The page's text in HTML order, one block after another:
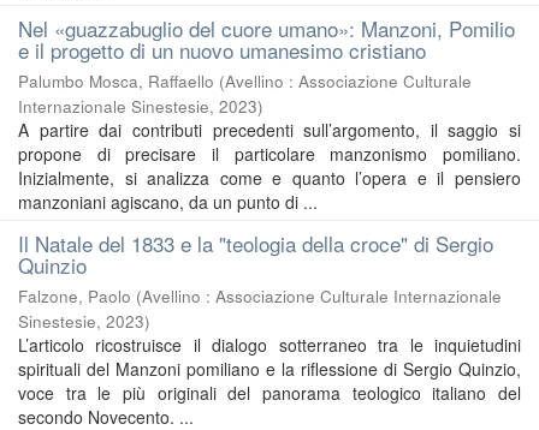
Nel «guazzabuglio del cuore umano»: Manzoni, Pomilio
e il progetto di un nuovo umanesimo cristiano
Palumbo Mosca, Raffaello (Avellino : Associazione Culturale
Internazionale Sinestesie, 2023)
A partire dai contributi precedenti sull’argomento, il saggio si
propone di precisare il particolare manzonismo pomiliano.
Inizialmente, si analizza come e quanto l’opera e il pensiero
manzoniani agiscano, da un punto di ...
Il Natale del 1833 e la "teologia della croce" di Sergio
Quinzio
Falzone, Paolo (Avellino : Associazione Culturale Internazionale
Sinestesie, 2023)
L’articolo ricostruisce il dialogo sotterraneo tra le inquietudini
spirituali del Manzoni pomiliano e la riflessione di Sergio Quinzio,
voce tra le più originali del panorama teologico italiano del
secondo Novecento. ...